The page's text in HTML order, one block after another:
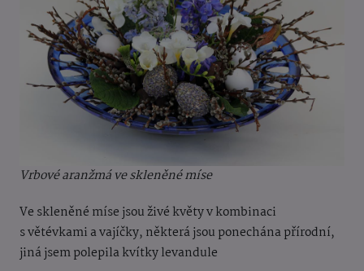
Vrbové aranžmá ve skleněné míse
Ve skleněné míse jsou živé květy v kombinaci
s větévkami a vajíčky, některá jsou ponechána přírodní,
jiná jsem polepila kvítky levandule